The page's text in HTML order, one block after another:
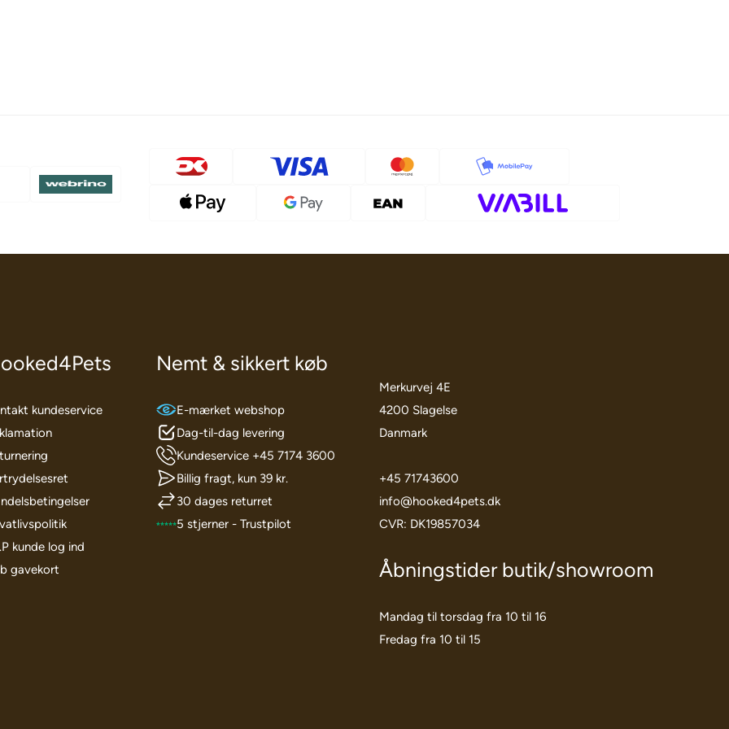
kundeservice
kunde log ind
gavekort
Nemt & sikkert køb
E-mærket webshop
Dag-til-dag levering
Kundeservice +45 7174 3600
Billig fragt, kun 39 kr.
30 dages returret
5 stjerner - Trustpilot
Merkurvej 4E
4200 Slagelse
Danmark
+45 71743600
info@hooked4pets.dk
CVR: DK19857034
Åbningstider butik/showroom
Mandag til torsdag fra 10 til 16
Fredag fra 10 til 15